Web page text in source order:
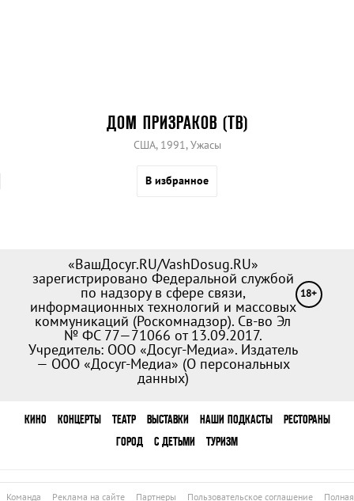
ДОМ ПРИЗРАКОВ (ТВ)
США, 1991, Ужасы
В избранное
«ВашДосуг.RU/VashDosug.RU»
зарегистрировано Федеральной службой
по надзору в сфере связи,
информационных технологий и массовых
коммуникаций (Роскомнадзор). Св-во Эл
№ ФС 77—71066 от 13.09.2017.
Учредитель: ООО «Досуг-Медиа». Издатель
— ООО «Досуг-Медиа» (О персональных
данных)
18+
КИНО КОНЦЕРТЫ ТЕАТР ВЫСТАВКИ НАШИ ПОДКАСТЫ
РЕСТОРАНЫ
ГОРОД
С ДЕТЬМИ ТУРИЗМ
Команда Реклама на сайте Партнеры Пользовательское соглашение Полная